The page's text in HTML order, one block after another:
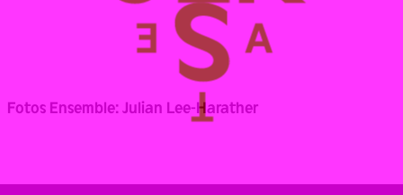
Fotos Ensemble: Julian Lee-Harather